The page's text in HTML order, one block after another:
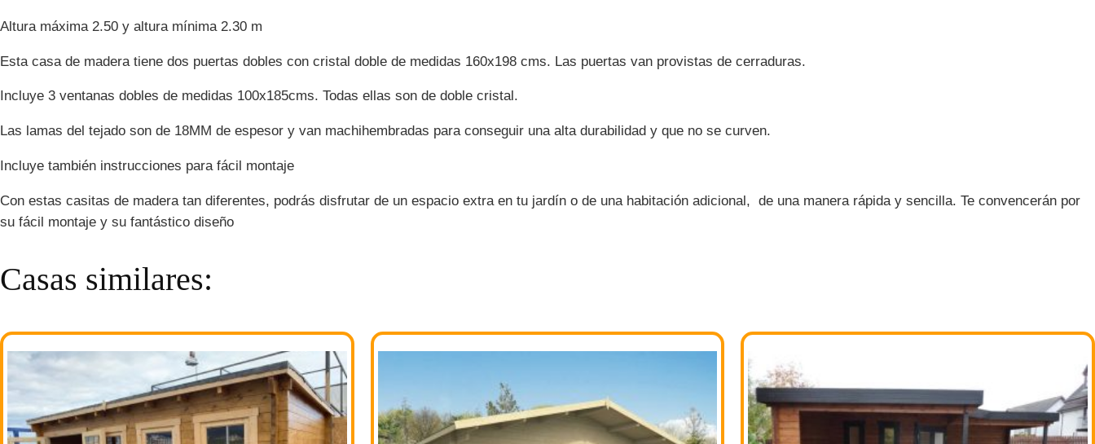
Altura máxima 2.50 y altura mínima 2.30 m
Esta casa de madera tiene dos puertas dobles con cristal doble de medidas 160x198 cms. Las puertas van provistas de cerraduras.
Incluye 3 ventanas dobles de medidas 100x185cms. Todas ellas son de doble cristal.
Las lamas del tejado son de 18MM de espesor y van machihembradas para conseguir una alta durabilidad y que no se curven.
Incluye también instrucciones para fácil montaje
Con estas casitas de madera tan diferentes, podrás disfrutar de un espacio extra en tu jardín o de una habitación adicional, de una manera rápida y sencilla. Te convencerán por
su fácil montaje y su fantástico diseño
Casas similares: